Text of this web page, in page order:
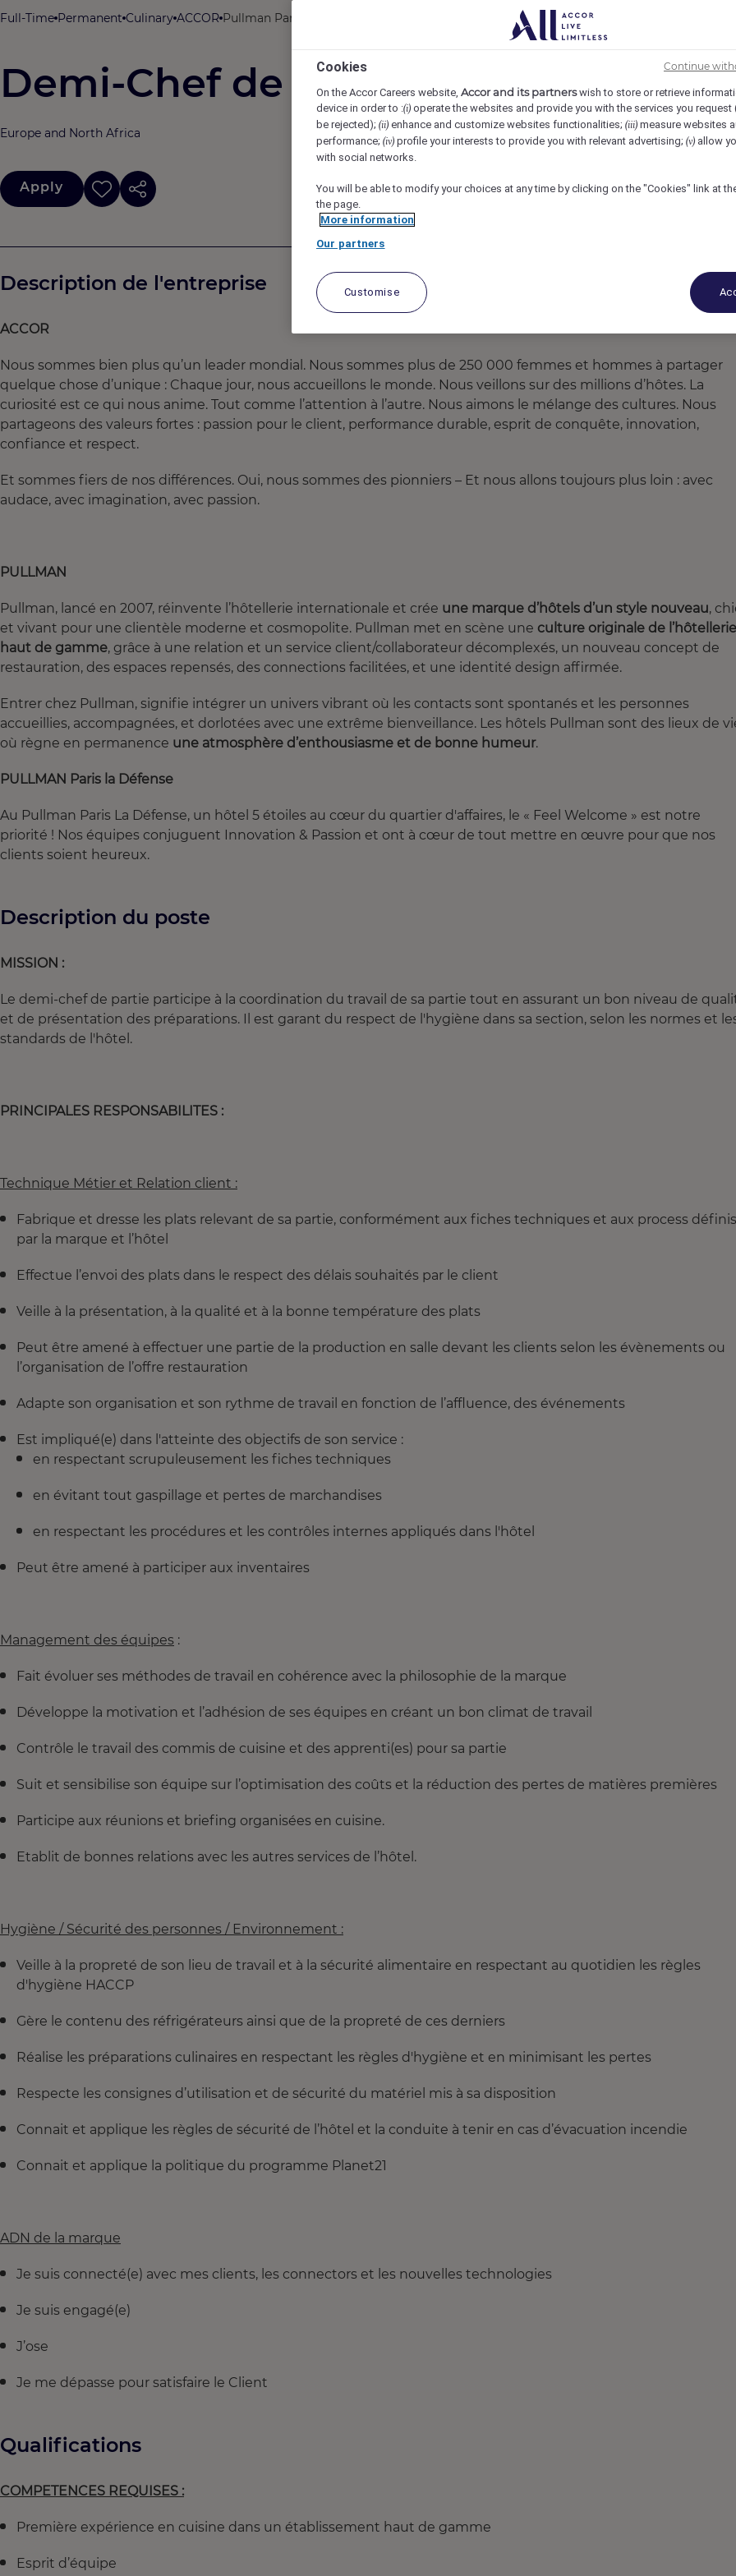
Full-Time Permanent Culinary ACCOR Pullman Paris La Défense, Courbevoie, France REF110795C
Demi-Chef de Partie H/F
Europe and North Africa
Apply
Description de l'entreprise
ACCOR
Nous sommes bien plus qu’un leader mondial. Nous sommes plus de 250 000 femmes et hommes à partager
quelque chose d’unique : Chaque jour, nous accueillons le monde. Nous veillons sur des millions d’hôtes. La
curiosité est ce qui nous anime. Tout comme l’attention à l’autre. Nous aimons le mélange des cultures. Nous
partageons des valeurs fortes : passion pour le client, performance durable, esprit de conquête, innovation,
confiance et respect.
Et sommes fiers de nos différences. Oui, nous sommes des pionniers – Et nous allons toujours plus loin : avec
audace, avec imagination, avec passion.
PULLMAN
Pullman, lancé en 2007, réinvente l’hôtellerie internationale et crée une marque d’hôtels d’un style nouveau,
et vivant pour une clientèle moderne et cosmopolite. Pullman met en scène une culture originale de l’hôtellerie
haut de gamme, grâce à une relation et un service client/collaborateur décomplexés, un nouveau concept de
restauration, des espaces repensés, des connections facilitées, et une identité design affirmée.
Entrer chez Pullman, signifie intégrer un univers vibrant où les contacts sont spontanés et les personnes
accueillies, accompagnées, et dorlotées avec une extrême bienveillance. Les hôtels Pullman sont des lieux de
où règne en permanence une atmosphère d’enthousiasme et de bonne humeur.
PULLMAN Paris la Défense
Au Pullman Paris La Défense, un hôtel 5 étoiles au cœur du quartier d'affaires, le « Feel Welcome » est notre
priorité ! Nos équipes conjuguent Innovation & Passion et ont à cœur de tout mettre en œuvre pour que nos
clients soient heureux.
Description du poste
MISSION :
Le demi-chef de partie participe à la coordination du travail de sa partie tout en assurant un bon niveau de
et de présentation des préparations. Il est garant du respect de l'hygiène dans sa section, selon les normes et
standards de l'hôtel.
PRINCIPALES RESPONSABILITES :
Technique Métier et Relation client :
Fabrique et dresse les plats relevant de sa partie, conformément aux fiches techniques et aux process définis
par la marque et l’hôtel
Effectue l’envoi des plats dans le respect des délais souhaités par le client
Veille à la présentation, à la qualité et à la bonne température des plats
Peut être amené à effectuer une partie de la production en salle devant les clients selon les évènements ou
l’organisation de l’offre restauration
Adapte son organisation et son rythme de travail en fonction de l’affluence, des événements
Est impliqué(e) dans l'atteinte des objectifs de son service :
en respectant scrupuleusement les fiches techniques
en évitant tout gaspillage et pertes de marchandises
en respectant les procédures et les contrôles internes appliqués dans l'hôtel
Peut être amené à participer aux inventaires
Management des équipes :
Fait évoluer ses méthodes de travail en cohérence avec la philosophie de la marque
Développe la motivation et l’adhésion de ses équipes en créant un bon climat de travail
Contrôle le travail des commis de cuisine et des apprenti(es) pour sa partie
Suit et sensibilise son équipe sur l’optimisation des coûts et la réduction des pertes de matières premières
Participe aux réunions et briefing organisées en cuisine.
Etablit de bonnes relations avec les autres services de l’hôtel.
Hygiène / Sécurité des personnes / Environnement :
Veille à la propreté de son lieu de travail et à la sécurité alimentaire en respectant au quotidien les règles
d'hygiène HACCP
Gère le contenu des réfrigérateurs ainsi que de la propreté de ces derniers
Réalise les préparations culinaires en respectant les règles d'hygiène et en minimisant les pertes
Respecte les consignes d’utilisation et de sécurité du matériel mis à sa disposition
Connait et applique les règles de sécurité de l’hôtel et la conduite à tenir en cas d’évacuation incendie
Connait et applique la politique du programme Planet21
ADN de la marque
Je suis connecté(e) avec mes clients, les connectors et les nouvelles technologies
Je suis engagé(e)
J’ose
Je me dépasse pour satisfaire le Client
Qualifications
COMPETENCES REQUISES :
Première expérience en cuisine dans un établissement haut de gamme
Esprit d’équipe
Cookies
On the Accor Careers website, Accor and its partnerswish to store or retrieve
device in order to :(i) operate the websites and provide you with the services you request
be rejected); (ii) enhance and customize websites functionalities; (iii) measure websites
performance; (iv) profile your interests to provide you with relevant advertising; (v) allow
with social networks.
You will be able to modify your choices at any time by clicking on the "Cookies" link at
the page.
More information
Our partners
Customise
Continue